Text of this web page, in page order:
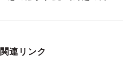
関連リンク